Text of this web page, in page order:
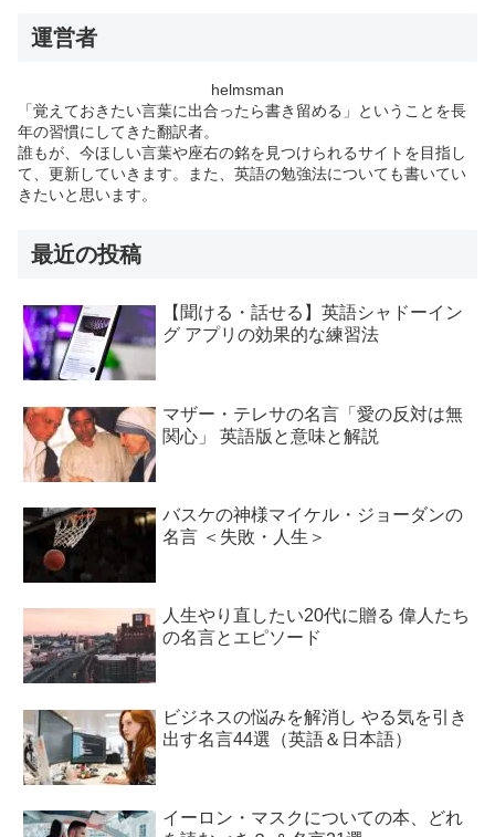
運営者
helmsman
「覚えておきたい言葉に出合ったら書き留める」ということを長
年の習慣にしてきた翻訳者。
誰もが、今ほしい言葉や座右の銘を見つけられるサイトを目指し
て、更新していきます。また、英語の勉強法についても書いてい
きたいと思います。
最近の投稿
【聞ける・話せる】英語シャドーイン
グ アプリの効果的な練習法
マザー・テレサの名言「愛の反対は無
関心」 英語版と意味と解説
バスケの神様マイケル・ジョーダンの
名言 ＜失敗・人生＞
人生やり直したい20代に贈る 偉人たち
の名言とエピソード
ビジネスの悩みを解消し やる気を引き
出す名言44選（英語＆日本語）
イーロン・マスクについての本、どれ